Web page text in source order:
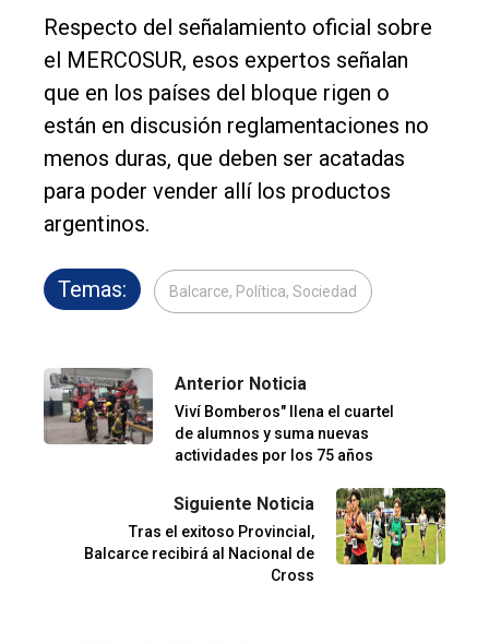
Respecto del señalamiento oficial sobre
el MERCOSUR, esos expertos señalan
que en los países del bloque rigen o
están en discusión reglamentaciones no
menos duras, que deben ser acatadas
para poder vender allí los productos
argentinos.
Temas: Balcarce, Política, Sociedad
Anterior Noticia
Viví Bomberos" llena el cuartel
de alumnos y suma nuevas
actividades por los 75 años
Siguiente Noticia
Tras el exitoso Provincial,
Balcarce recibirá al Nacional de
Cross